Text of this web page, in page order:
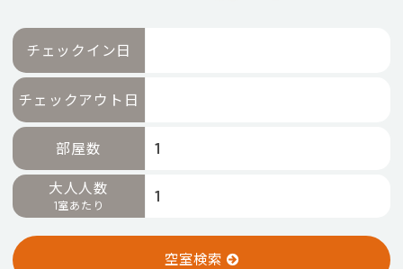
チェックイン日
チェックアウト日
部屋数
大人人数
1室あたり
空室検索